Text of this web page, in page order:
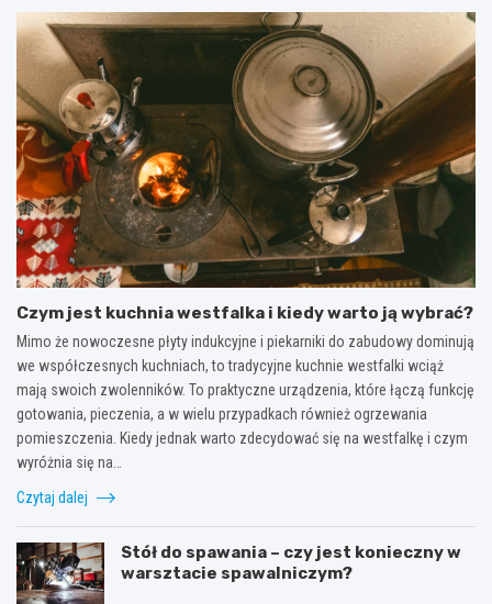
Czym jest kuchnia westfalka i kiedy warto ją wybrać?
Mimo że nowoczesne płyty indukcyjne i piekarniki do zabudowy dominują
we współczesnych kuchniach, to tradycyjne kuchnie westfalki wciąż
mają swoich zwolenników. To praktyczne urządzenia, które łączą funkcję
gotowania, pieczenia, a w wielu przypadkach również ogrzewania
pomieszczenia. Kiedy jednak warto zdecydować się na westfalkę i czym
wyróżnia się na…
Czytaj dalej
Stół do spawania – czy jest konieczny w
warsztacie spawalniczym?